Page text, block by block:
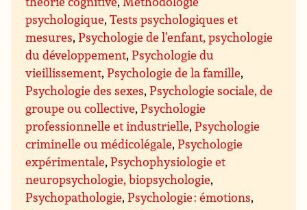
psychologique,Tests psychologiques et
mesures,Psychologie de l’enfant, psychologie
du développement,Psychologie du
vieillissement,Psychologie de la famille,
Psychologie des sexes,Psychologie sociale, de
groupe ou collective,Psychologie
professionnelle et industrielle,Psychologie
criminelle ou médicolégale,Psychologie
expérimentale,Psychophysiologie et
neuropsychologie, biopsychologie,
Psychopathologie,Psychologie : émotions,